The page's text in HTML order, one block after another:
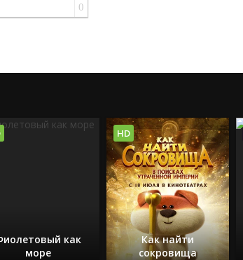
0
как
море
Как найти
сокровища
HD